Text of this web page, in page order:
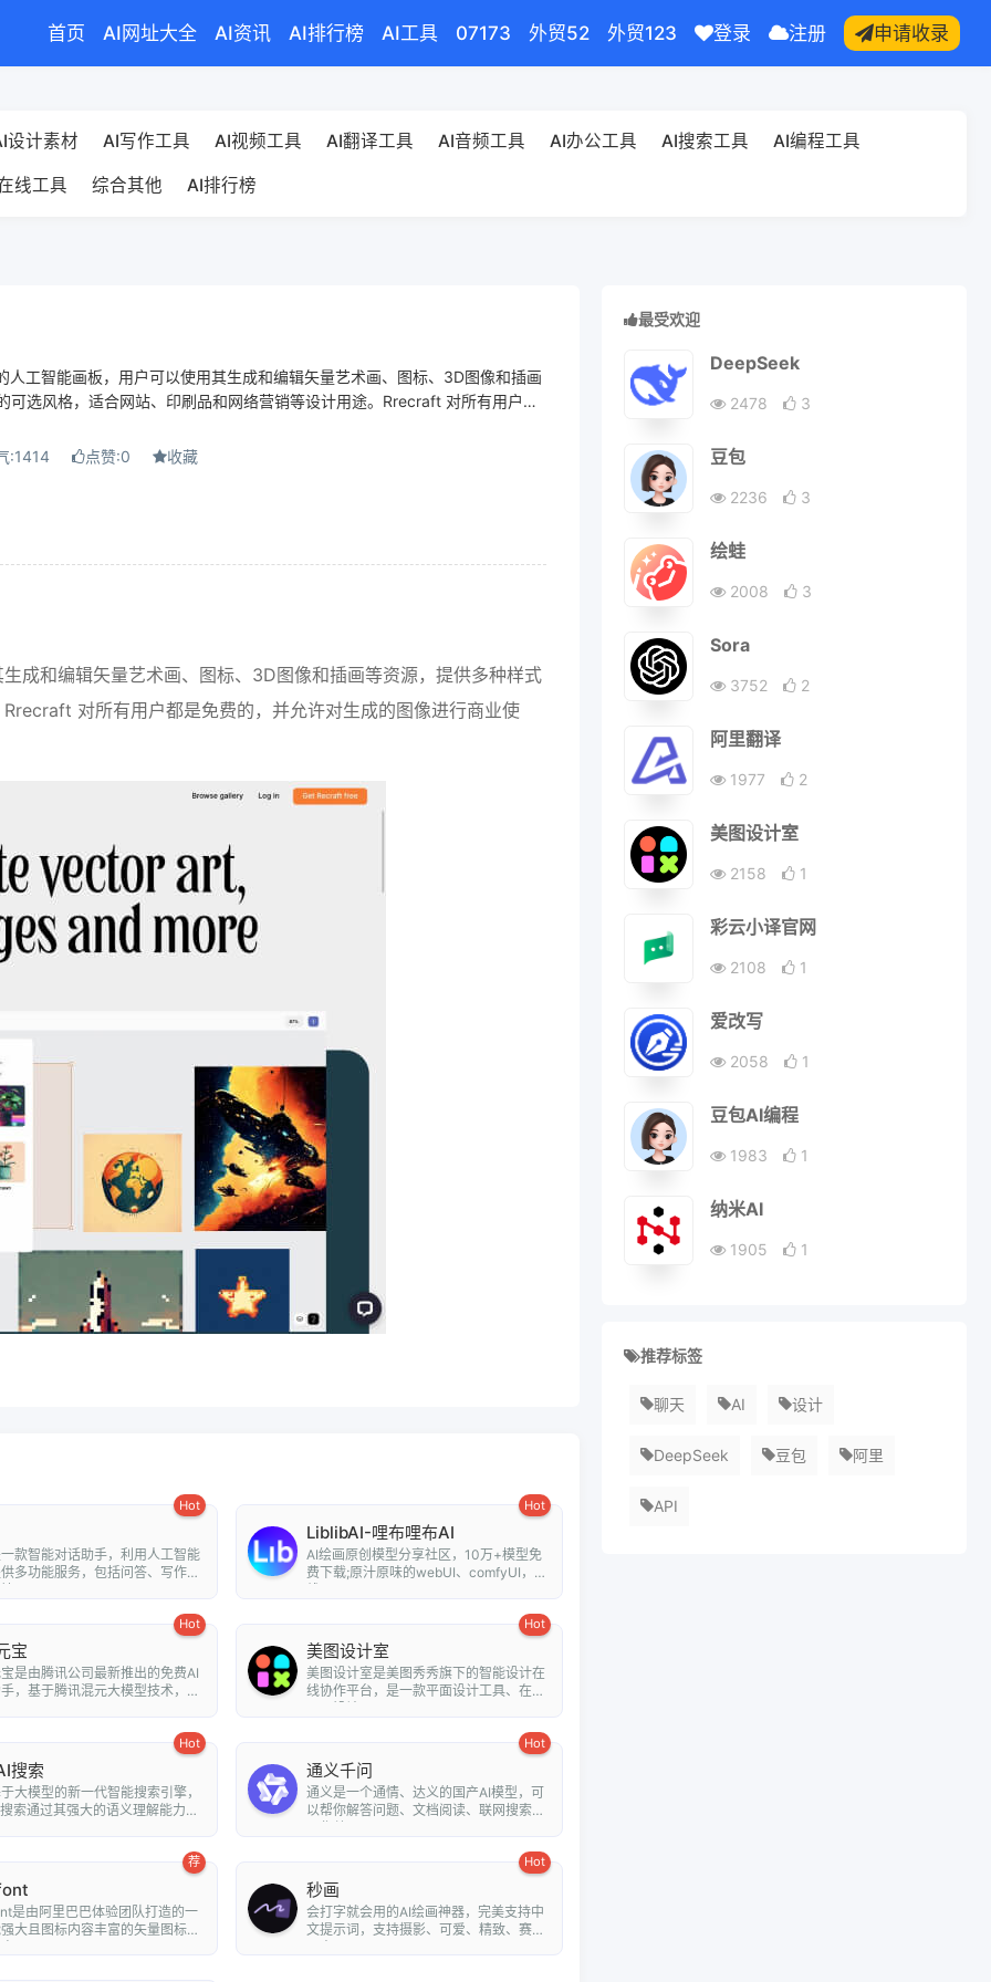
首页 AI网址大全 AI资讯 AI排行榜 AI工具 07173 外贸52 外贸123 登录 注册 申请收录
设计素材 AI写作工具 AI视频工具 AI翻译工具 AI音频工具 AI办公工具 AI搜索工具 AI编程工具
线工具 综合其他 AI排行榜
人工智能画板，用户可以使用其生成和编辑矢量艺术画、图标、3D图像和插画
可选风格，适合网站、印刷品和网络营销等设计用途。Rrecraft 对所有用户都
:1414 点赞:0 收藏
成和编辑矢量艺术画、图标、3D图像和插画等资源，提供多种样式
对所有用户都是免费的，并允许对生成的图像进行商业使
Hot
款智能对话助手，利用人工智能
多功能服务，包括问答、写作、
Hot
LiblibAI-哩布哩布AI
AI绘画原创模型分享社区，10万+模型免
费下载;原汁原味的webUI、comfyUI，在
Hot
宝
是由腾讯公司最新推出的免费AI
，基于腾讯混元大模型技术，为
Hot
美图设计室
美图设计室是美图秀秀旗下的智能设计在
线协作平台，是一款平面设计工具、在线
Hot
搜索
大模型的新一代智能搜索引擎，
索通过其强大的语义理解能力和
Hot
通义千问
通义是一个通情、达义的国产AI模型，可
以帮你解答问题、文档阅读、联网搜索并
荐
是由阿里巴巴体验团队打造的一
大且图标内容丰富的矢量图标
可...
Hot
秒画
会打字就会用的AI绘画神器，完美支持中
文提示词，支持摄影、可爱、精致、赛博
朋克、...
最受欢迎
DeepSeek
2478 3
豆包
2236 3
绘蛙
2008 3
Sora
3752 2
阿里翻译
1977 2
美图设计室
2158 1
彩云小译官网
2108 1
爱改写
2058 1
豆包AI编程
1983 1
纳米AI
1905 1
推荐标签
聊天 AI 设计
DeepSeek 豆包 阿里
API